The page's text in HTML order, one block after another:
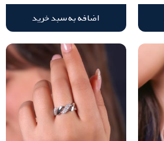
اضافه به سبد خرید